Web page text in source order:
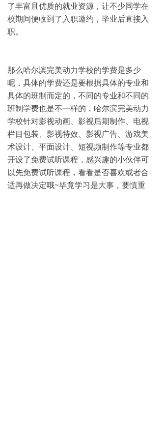
了丰富且优质的就业资源，让不少同学在
校期间便收到了入职邀约，毕业后直接入
职。
那么哈尔滨完美动力学校的学费是多少
呢，具体的学费还是要根据具体的专业和
具体的班制而定的，不同的专业和不同的
班制学费也是不一样的，哈尔滨完美动力
学校针对影视动画、影视后期制作、电视
栏目包装、影视特效、影视广告、游戏美
术设计、平面设计、短视频制作等专业都
开设了免费试听课程，感兴趣的小伙伴可
以先免费试听课程，看看是否喜欢或者合
适再做决定哦~毕竟学习是大事，要慎重